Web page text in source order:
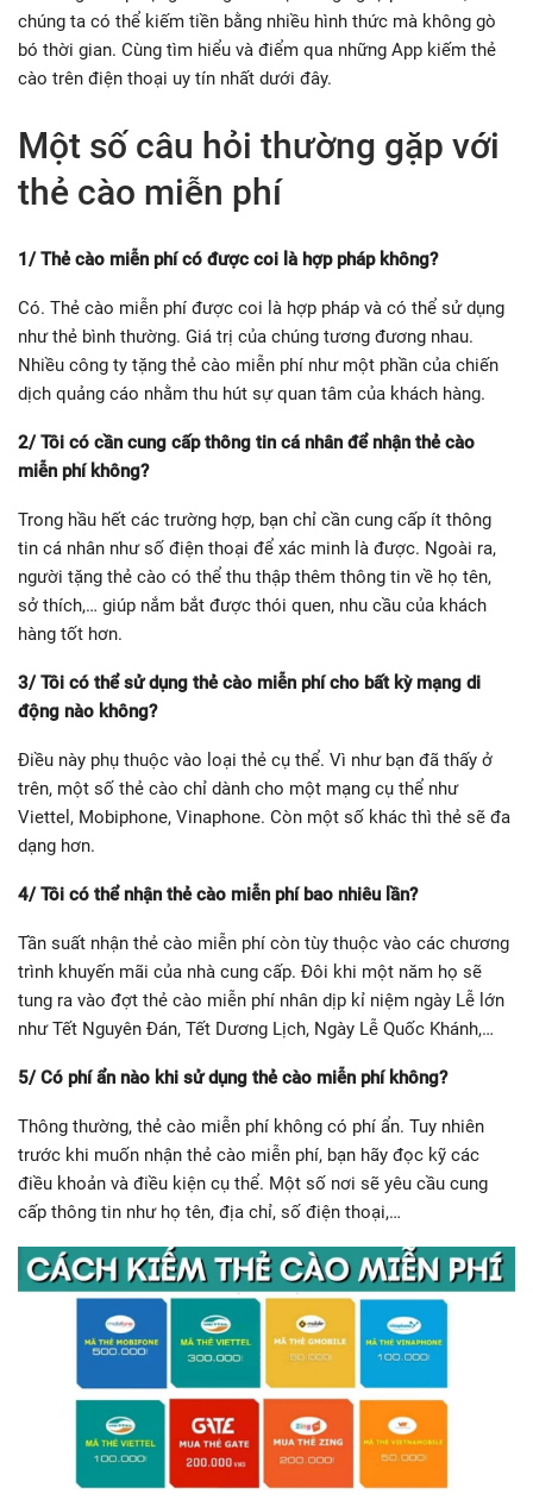
chúng ta có thể kiếm tiền bằng nhiều hình thức mà không gò
bó thời gian. Cùng tìm hiểu và điểm qua những App kiếm thẻ
cào trên điện thoại uy tín nhất dưới đây.
Một số câu hỏi thường gặp với
thẻ cào miễn phí
1/ Thẻ cào miễn phí có được coi là hợp pháp không?
Có. Thẻ cào miễn phí được coi là hợp pháp và có thể sử dụng
như thẻ bình thường. Giá trị của chúng tương đương nhau.
Nhiều công ty tặng thẻ cào miễn phí như một phần của chiến
dịch quảng cáo nhằm thu hút sự quan tâm của khách hàng.
2/ Tôi có cần cung cấp thông tin cá nhân để nhận thẻ cào
miễn phí không?
Trong hầu hết các trường hợp, bạn chỉ cần cung cấp ít thông
tin cá nhân như số điện thoại để xác minh là được. Ngoài ra,
người tặng thẻ cào có thể thu thập thêm thông tin về họ tên,
sở thích,… giúp nắm bắt được thói quen, nhu cầu của khách
hàng tốt hơn.
3/ Tôi có thể sử dụng thẻ cào miễn phí cho bất kỳ mạng di
động nào không?
Điều này phụ thuộc vào loại thẻ cụ thể. Vì như bạn đã thấy ở
trên, một số thẻ cào chỉ dành cho một mạng cụ thể như
Viettel, Mobiphone, Vinaphone. Còn một số khác thì thẻ sẽ đa
dạng hơn.
4/ Tôi có thể nhận thẻ cào miễn phí bao nhiêu lần?
Tần suất nhận thẻ cào miễn phí còn tùy thuộc vào các chương
trình khuyến mãi của nhà cung cấp. Đôi khi một năm họ sẽ
tung ra vào đợt thẻ cào miễn phí nhân dịp kỉ niệm ngày Lễ lớn
như Tết Nguyên Đán, Tết Dương Lịch, Ngày Lễ Quốc Khánh,…
5/ Có phí ẩn nào khi sử dụng thẻ cào miễn phí không?
Thông thường, thẻ cào miễn phí không có phí ẩn. Tuy nhiên
trước khi muốn nhận thẻ cào miễn phí, bạn hãy đọc kỹ các
điều khoản và điều kiện cụ thể. Một số nơi sẽ yêu cầu cung
cấp thông tin như họ tên, địa chỉ, số điện thoại,…